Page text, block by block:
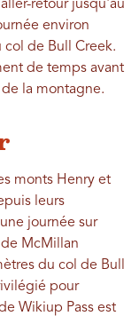
retour jusqu'au
environ
de Bull Creek.
de temps avant
la montagne.
monts Henry et
leurs
journée sur
McMillan
du col de Bull
pour
Wikiup Pass est